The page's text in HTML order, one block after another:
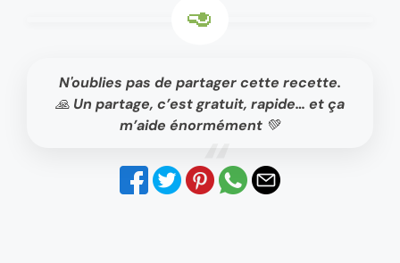
N'oublies pas de partager cette recette.
🙏 Un partage, c’est gratuit, rapide… et ça
m’aide énormément 💚